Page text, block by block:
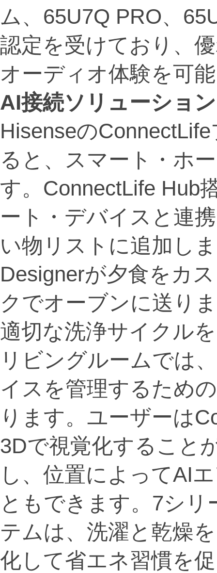
ム、65U7Q PRO、
認定を受けており、
オーディオ体験を可
AI接続ソリューショ
Hisenseの
ると、スマート・ホ
す。ConnectLife Hub
ート・デバイスと連
い物リストに追加し
Designerが夕食をカ
クでオーブンに送り
適切な洗浄サイクル
リビングルームでは
イスを管理するため
ります。ユーザーは
3Dで視覚化すること
し、位置によってAI
ともできます。7シ
テムは、洗濯と乾燥
化して省エネ習慣を